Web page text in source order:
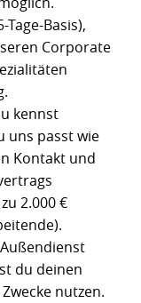
Tage-Basis),
Corporate
kennst
uns passt wie
Kontakt und
2.000 €
du deinen
nutzen.